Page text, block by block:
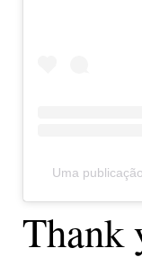
Uma
Thank